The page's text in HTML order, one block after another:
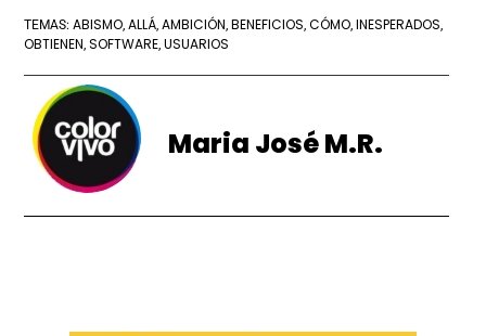
TEMAS:ABISMO ,ALLÁ ,AMBICIÓN ,BENEFICIOS ,CÓMO ,INESPERADOS
OBTIENEN ,SOFTWARE ,USUARIOS
Maria José M.R.